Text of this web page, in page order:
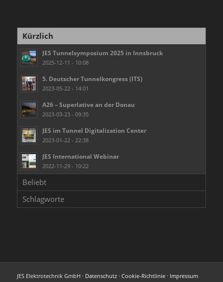
Kürzlich
JES Tunnelsymposium 2025 in Innsbruck
2025-12-11 - 10:08
5. Deutscher Tunnelkongress (ITS)
2023-05-22 - 14:01
A26 – Superlative an der Donau
2023-03-23 - 09:35
JES im Tunnel Digitalization Center
2023-01-22 - 22:38
JES International Webinar
2022-11-29 - 10:22
Beliebt
Schlagworte
JES Elektrotechnik GmbH · Datenschutz· Cookie-Richtlinie· Impressum